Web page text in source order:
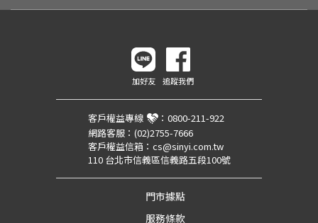
加好友 追蹤我們
客戶權益專線 ： 0800-211-922
網路客服： (02)2755-7666
客戶權益信箱： cs@sinyi.com.tw
110 台北市信義區信義路五段100號
門市據點
服務條款